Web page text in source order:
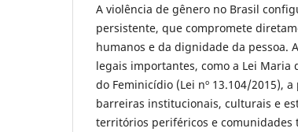
A violência de gênero no Brasil
persistente, que compromete
humanos e da dignidade da pessoa.
legais importantes, como a Lei Maria
do Feminicídio (Lei nº 13.104/2015),
barreiras institucionais, culturais e
territórios periféricos e comunidades